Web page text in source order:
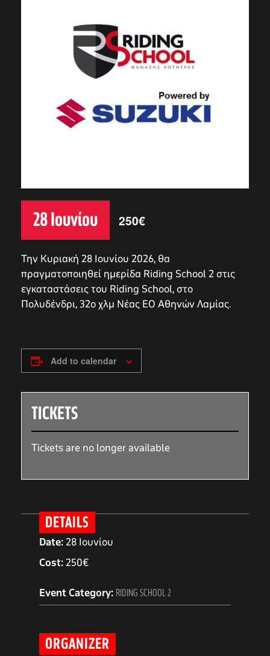
28 Ιουνίου 250€
Την Κυριακή 28 Ιουνίου 2026, θα
πραγματοποιηθεί ημερίδα Riding School 2 στις
εγκαταστάσεις του Riding School, στο
Πολυδένδρι, 32ο χλμ Νέας ΕΟ Αθηνών Λαμίας.
Add to calendar
DETAILS
Date:28 Ιουνίου
Cost:250€
Event Category: RIDING SCHOOL 2
ORGANIZER
TICKETS
Tickets are no longer available